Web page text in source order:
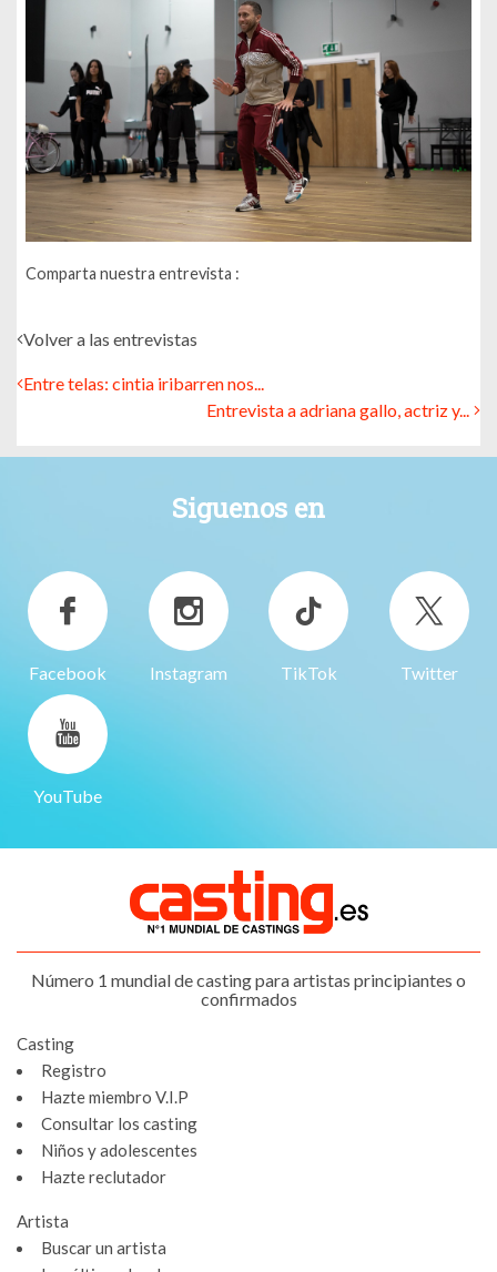
Comparta nuestra entrevista :
Volver a las entrevistas
Entre telas: cintia iribarren nos...
Entrevista a adriana gallo, actriz y...
Siguenos en
Facebook Instagram TikTok Twitter
YouTube
Número 1 mundial de casting para artistas principiantes o
confirmados
Casting
Registro
Hazte miembro V.I.P
Consultar los casting
Niños y adolescentes
Hazte reclutador
Artista
Buscar un artista